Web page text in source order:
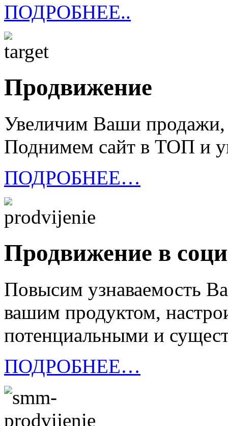
ПОДРОБНЕЕ..
Продвижение
Увеличим Ваши продажи,
Поднимем сайт в ТОП и
ПОДРОБНЕЕ…
Продвижение в
Повысим узнаваемость
вашим продуктом,
потенциальными и
ПОДРОБНЕЕ…